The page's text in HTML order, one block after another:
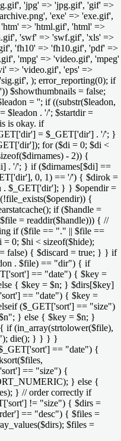
'jpg' => 'jpg.gif', 'gif' =>
'exe' => 'exe.gif',
=> 'html.gif', 'html' =>
'swf' => 'swf.gif', 'xls' =>
'fh10' => 'fh10.gif', 'pdf' =>
'mpg' => 'video.gif', 'mpeg'
=> 'video.gif', 'eps' =>
); error_reporting(0); if
$showthumbnails = false;
= ''; if ((substr($leadon,
$leadon . '/'; $startdir =
is okay. if
= $_GET['dir'] . '/'; }
for ($di = 0; $di <
- 2)) {
. '/'; } if ($dirnames[$di] ==
0, 1) == '/') { $dirok =
. $_GET['dir']; } } $opendir =
{
if ($handle =
= readdir($handle))) { //
if ($file == "." || $file ==
= 0; $hi < sizeof($hide);
false) { $discard = true; } } if
. $file) == "dir") { if
== "date") { $key =
{ $key = $n; } $dirs[$key]
== "date") { $key =
($_GET['sort'] == "size")
} else { $key = $n; }
if (in_array(strtolower($file),
die(); } } } }
== "date") {
== "size") {
} else {
} // order correctly if
!= "size") { $dirs =
== "desc") { $files =
$files =